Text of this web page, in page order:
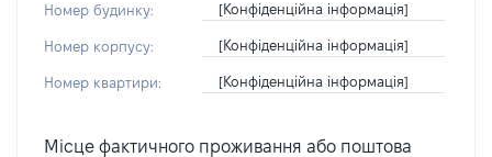
Номер будинку: [Конфіденційна інформація]
Номер корпусу: [Конфіденційна інформація]
Номер квартири: [Конфіденційна інформація]
Місце фактичного проживання або поштова